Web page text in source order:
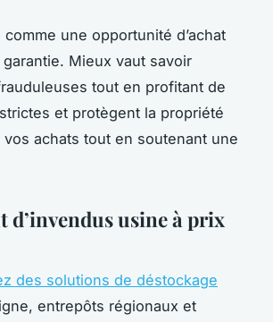
une opportunité d’achat
Mieux vaut savoir
tout en profitant de
et protègent la propriété
achats tout en soutenant une
d’invendus usine à prix
des solutions de déstockage
entrepôts régionaux et